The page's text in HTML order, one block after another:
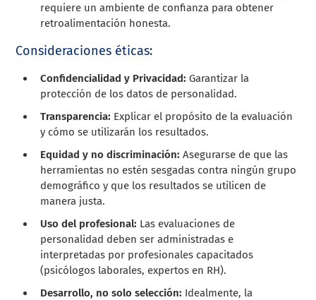
requiere un ambiente de confianza para obtener
retroalimentación honesta.
Consideraciones éticas:
Confidencialidad y Privacidad: Garantizar la
protección de los datos de personalidad.
Transparencia: Explicar el propósito de la evaluación
y cómo se utilizarán los resultados.
Equidad y no discriminación: Asegurarse de que las
herramientas no estén sesgadas contra ningún grupo
demográfico y que los resultados se utilicen de
manera justa.
Uso del profesional: Las evaluaciones de
personalidad deben ser administradas e
interpretadas por profesionales capacitados
(psicólogos laborales, expertos en RH).
Desarrollo, no solo selección: Idealmente, la